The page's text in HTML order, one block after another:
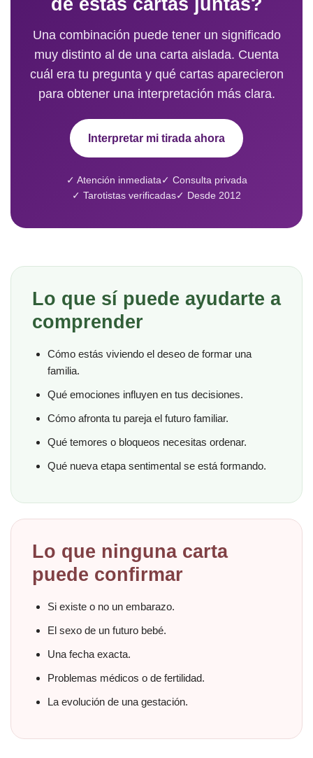
Una combinación puede tener un significado
muy distinto al de una carta aislada. Cuenta
cuál era tu pregunta y qué cartas aparecieron
para obtener una interpretación más clara.
Interpretar mi tirada ahora
✓ Atención inmediata✓ Consulta privada
✓ Tarotistas verificadas✓ Desde 2012
Lo que sí puede ayudarte a
comprender
Cómo estás viviendo el deseo de formar una
familia.
Qué emociones influyen en tus decisiones.
Cómo afronta tu pareja el futuro familiar.
Qué temores o bloqueos necesitas ordenar.
Qué nueva etapa sentimental se está formando.
Lo que ninguna carta
puede confirmar
Si existe o no un embarazo.
El sexo de un futuro bebé.
Una fecha exacta.
Problemas médicos o de fertilidad.
La evolución de una gestación.